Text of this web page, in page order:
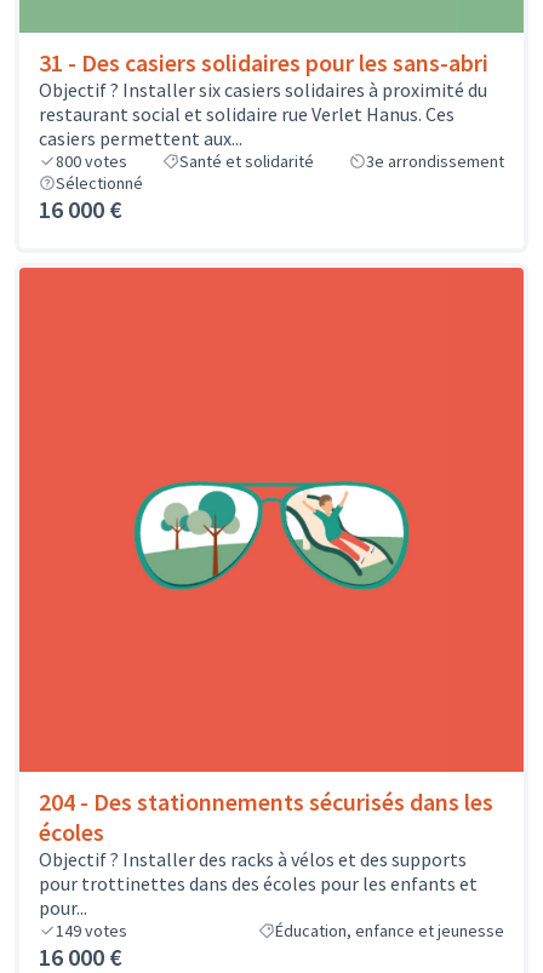
31 - Des casiers solidaires pour les sans-abri
Objectif ? Installer six casiers solidaires à proximité du
restaurant social et solidaire rue Verlet Hanus. Ces
casiers permettent aux...
800votes Santé et solidarité
3e arrondissement
Sélectionné
16 000 €
204 - Des stationnements sécurisés dans les
écoles
Objectif ? Installer des racks à vélos et des supports
pour trottinettes dans des écoles pour les enfants et
pour...
149votes Éducation, enfance et jeunesse
16 000 €